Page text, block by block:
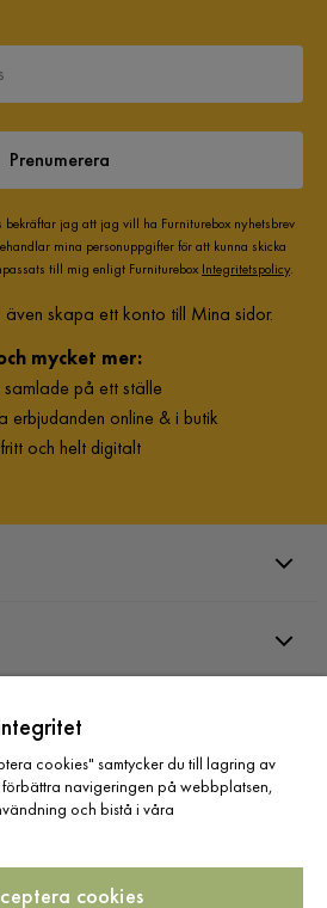
Prenumerera
jag att jag vill ha Furniturebox nyhetsbrev
mina personuppgifter för att kunna skicka
till mig enligt Furniturebox Integritetspolicy.
skapa ett konto till Mina sidor.
mycket mer:
på ett ställe
erbjudanden online & i butik
och helt digitalt
cookies" samtycker du till lagring av
navigeringen på webbplatsen,
och bistå i våra
cookies